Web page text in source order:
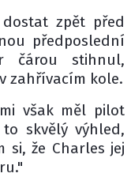
zpět před
předposlední
čárou stihnul,
zahřívacím kole.
však měl pilot
skvělý výhled,
si, že Charles jej